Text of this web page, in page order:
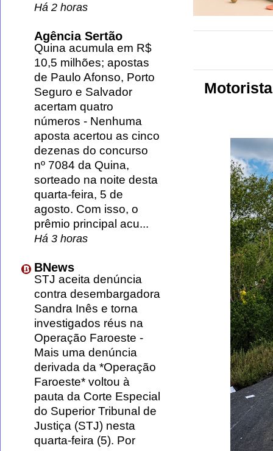
Há 2 horas
Agência Sertão
Quina acumula em R$
10,5 milhões; apostas
de Paulo Afonso, Porto
Seguro e Salvador
acertam quatro
números - Nenhuma
aposta acertou as cinco
dezenas do concurso
nº 7084 da Quina,
sorteado na noite desta
quarta-feira, 5 de
agosto. Com isso, o
prêmio principal acu...
Há 3 horas
BNews
STJ aceita denúncia
contra desembargadora
Sandra Inês e torna
investigados réus na
Operação Faroeste -
Mais uma denúncia
derivada da *Operação
Faroeste* voltou à
pauta da Corte Especial
do Superior Tribunal de
Justiça (STJ) nesta
quarta-feira (5). Por